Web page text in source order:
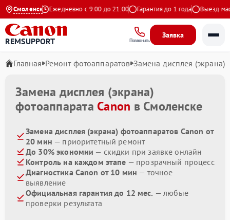
Смоленск
на Яндекс Ежедневно с 9:00 до 21:00 Гарантия до 1 года Выезд
REMSUPPORT Позвонить
Заявка
Главная Ремонт фотоаппаратов Замена дисплея (экрана)
Замена дисплея (экрана)
фотоаппарата Canon в Смоленске
Замена дисплея (экрана) фотоаппаратов Canon от
20 мин — приоритетный ремонт
До 30% экономии — скидки при заявке онлайн
Контроль на каждом этапе — прозрачный процесс
Диагностика Canon от 10 мин — точное
выявление
Официальная гарантия до 12 мес. — любые
проверки результата